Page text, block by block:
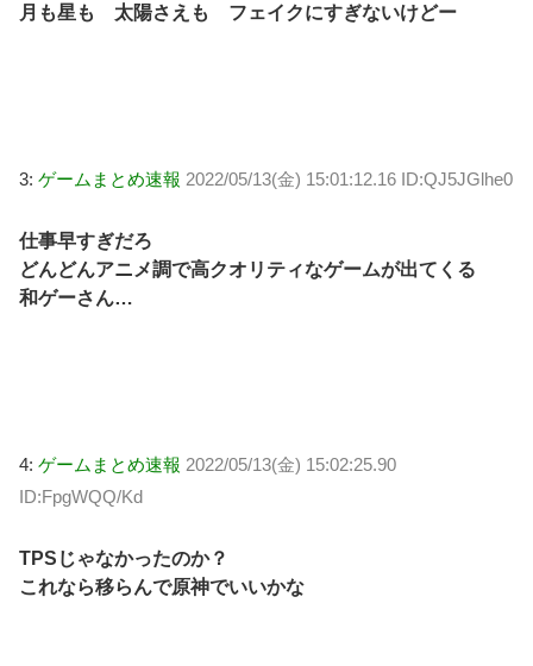
月も星も 太陽さえも フェイクにすぎないけどー
3: ゲームまとめ速報 2022/05/13(金) 15:01:12.16 ID:QJ5JGlhe0
仕事早すぎだろ
どんどんアニメ調で高クオリティなゲームが出てくる
和ゲーさん…
4: ゲームまとめ速報 2022/05/13(金) 15:02:25.90
ID:FpgWQQ/Kd
TPSじゃなかったのか？
これなら移らんで原神でいいかな